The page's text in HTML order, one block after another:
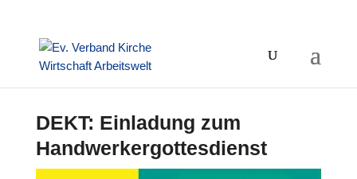
DEKT: Einladung zum
Handwerkergottesdienst